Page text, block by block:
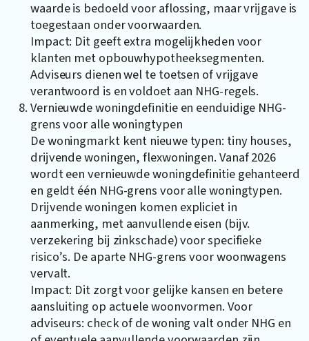
waarde is bedoeld voor aflossing, maar vrijgave is
toegestaan onder voorwaarden.
Impact: Dit geeft extra mogelijkheden voor
klanten met opbouwhypotheeksegmenten.
Adviseurs dienen wel te toetsen of vrijgave
verantwoord is en voldoet aan NHG-regels.
Vernieuwde woningdefinitie en eenduidige NHG-
grens voor alle woningtypen
De woningmarkt kent nieuwe typen: tiny houses,
drijvende woningen, flexwoningen. Vanaf 2026
wordt een vernieuwde woningdefinitie gehanteerd
en geldt één NHG-grens voor alle woningtypen.
Drijvende woningen komen expliciet in
aanmerking, met aanvullende eisen (bijv.
verzekering bij zinkschade) voor specifieke
risico’s. De aparte NHG-grens voor woonwagens
vervalt.
Impact: Dit zorgt voor gelijke kansen en betere
aansluiting op actuele woonvormen. Voor
adviseurs: check of de woning valt onder NHG en